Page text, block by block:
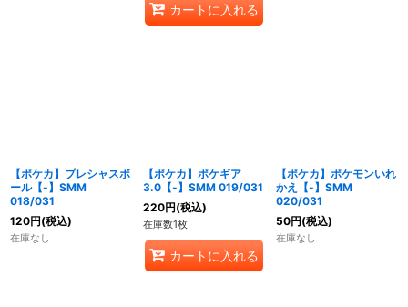
カートに入れる
【ポケカ】プレシャスボ
ール【-】SMM
018/031
120円(税込)
在庫なし
【ポケカ】ポケギア
3.0【-】SMM 019/031
220円(税込)
在庫数1枚
カートに入れる
【ポケカ】ポケモンいれ
かえ【-】SMM
020/031
50円(税込)
在庫なし